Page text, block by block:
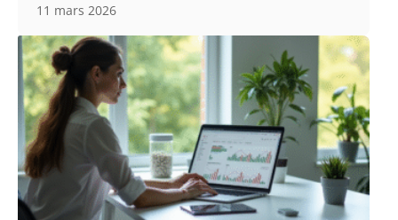
11 mars 2026